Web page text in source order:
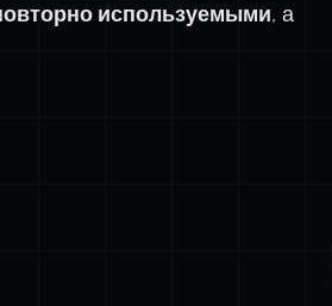
используемыми, а